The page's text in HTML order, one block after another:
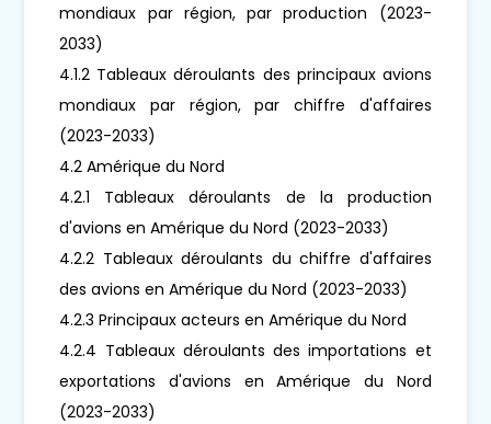
mondiaux par région, par production (2023-
2033)
4.1.2 Tableaux déroulants des principaux avions
mondiaux par région, par chiffre d'affaires
(2023-2033)
4.2 Amérique du Nord
4.2.1 Tableaux déroulants de la production
d'avions en Amérique du Nord (2023-2033)
4.2.2 Tableaux déroulants du chiffre d'affaires
des avions en Amérique du Nord (2023-2033)
4.2.3 Principaux acteurs en Amérique du Nord
4.2.4 Tableaux déroulants des importations et
exportations d'avions en Amérique du Nord
(2023-2033)